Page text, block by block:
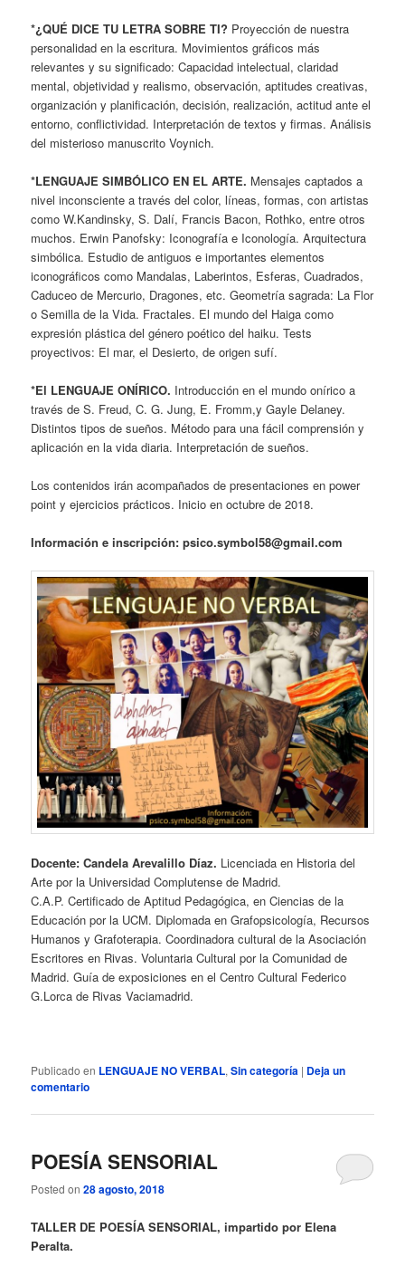
*¿QUÉ DICE TU LETRA SOBRE TI? Proyección de nuestra
personalidad en la escritura. Movimientos gráficos más
relevantes y su significado: Capacidad intelectual, claridad
mental, objetividad y realismo, observación, aptitudes creativas,
organización y planificación, decisión, realización, actitud ante el
entorno, conflictividad. Interpretación de textos y firmas. Análisis
del misterioso manuscrito Voynich.
*LENGUAJE SIMBÓLICO EN EL ARTE. Mensajes captados a
nivel inconsciente a través del color, líneas, formas, con artistas
como W.Kandinsky, S. Dalí, Francis Bacon, Rothko, entre otros
muchos. Erwin Panofsky: Iconografía e Iconología. Arquitectura
simbólica. Estudio de antiguos e importantes elementos
iconográficos como Mandalas, Laberintos, Esferas, Cuadrados,
Caduceo de Mercurio, Dragones, etc. Geometría sagrada: La Flor
o Semilla de la Vida. Fractales. El mundo del Haiga como
expresión plástica del género poético del haiku. Tests
proyectivos: El mar, el Desierto, de origen sufí.
*El LENGUAJE ONÍRICO. Introducción en el mundo onírico a
través de S. Freud, C. G. Jung, E. Fromm,y Gayle Delaney.
Distintos tipos de sueños. Método para una fácil comprensión y
aplicación en la vida diaria. Interpretación de sueños.
Los contenidos irán acompañados de presentaciones en power
point y ejercicios prácticos. Inicio en octubre de 2018.
Información e inscripción: psico.symbol58@gmail.com
Docente: Candela Arevalillo Díaz. Licenciada en Historia del
Arte por la Universidad Complutense de Madrid.
C.A.P. Certificado de Aptitud Pedagógica, en Ciencias de la
Educación por la UCM. Diplomada en Grafopsicología, Recursos
Humanos y Grafoterapia. Coordinadora cultural de la Asociación
Escritores en Rivas. Voluntaria Cultural por la Comunidad de
Madrid. Guía de exposiciones en el Centro Cultural Federico
G.Lorca de Rivas Vaciamadrid.
Publicado en LENGUAJE NO VERBAL,Sin categoría | Deja un
comentario
POESÍA SENSORIAL
Posted on28 agosto, 2018
TALLER DE POESÍA SENSORIAL, impartido por Elena
Peralta.